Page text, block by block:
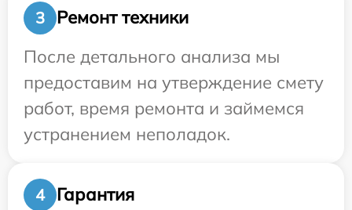
3
Ремонт техники
После детального анализа мы
предоставим на утверждение смету
работ, время ремонта и займемся
устранением неполадок.
4
Гарантия